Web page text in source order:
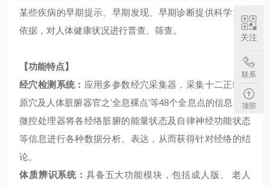
某些疾病的早期提示、早期发现、早期诊断提供科学量化
依据，对人体健康状况进行普查、筛查。
【功能特点】
经穴检测系统： 应用多参数经穴采集器，采集十二正经之
原穴及人体脏腑器官之'全息裸点'等48个全息点的信息，由
微控处理器将各经络脏腑的能量状态及自律神经功能状态
等信息进行各种数据分析、表达，从而获得针对经络的结
论。
体质辨识系统： 具备五大功能模块，包括成人版、 老人
关注
联系
顶部